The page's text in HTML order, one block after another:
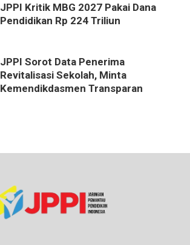
JPPI Kritik MBG 2027 Pakai Dana
Pendidikan Rp 224 Triliun
JPPI Sorot Data Penerima
Revitalisasi Sekolah, Minta
Kemendikdasmen Transparan